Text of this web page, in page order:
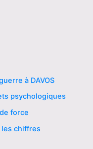
à DAVOS
psychologiques
force
les chiffres